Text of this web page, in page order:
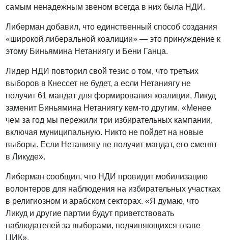
самым ненадежным звеном всегда в них была НДИ.
Либерман добавил, что единственный способ создания
«широкой либеральной коалиции» — это принуждение к
этому Биньямина Нетаниягу и Бени Ганца.
Лидер НДИ повторил свой тезис о том, что третьих
выборов в Кнессет не будет, а если Нетаниягу не
получит 61 мандат для формирования коалиции, Ликуд
заменит Биньямина Нетаниягу кем-то другим. «Менее
чем за год мы пережили три избирательных кампании,
включая муниципальную. Никто не пойдет на новые
выборы. Если Нетаниягу не получит мандат, его сменят
в Ликуде».
Либерман сообщил, что НДИ провидит мобилизацию
волонтеров для наблюдения на избирательных участках
в религиозном и арабском секторах. «Я думаю, что
Ликуд и другие партии будут приветствовать
наблюдателей за выборами, подчиняющихся главе
ЦИК».